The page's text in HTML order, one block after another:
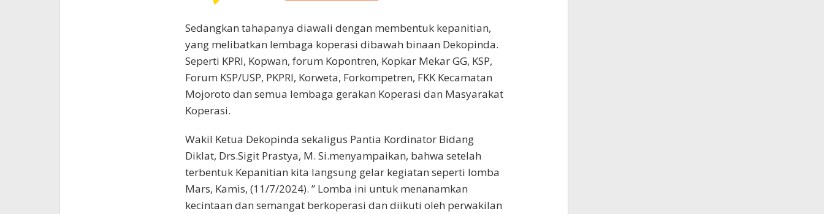
Sedangkan tahapanya diawali dengan membentuk kepanitian,
yang melibatkan lembaga koperasi dibawah binaan Dekopinda.
Seperti KPRI, Kopwan, forum Kopontren, Kopkar Mekar GG, KSP,
Forum KSP/USP, PKPRI, Korweta, Forkompetren, FKK Kecamatan
Mojoroto dan semua lembaga gerakan Koperasi dan Masyarakat
Koperasi.
Wakil Ketua Dekopinda sekaligus Pantia Kordinator Bidang
Diklat, Drs.Sigit Prastya, M. Si.menyampaikan, bahwa setelah
terbentuk Kepanitian kita langsung gelar kegiatan seperti lomba
Mars, Kamis, (11/7/2024). ” Lomba ini untuk menanamkan
kecintaan dan semangat berkoperasi dan diikuti oleh perwakilan